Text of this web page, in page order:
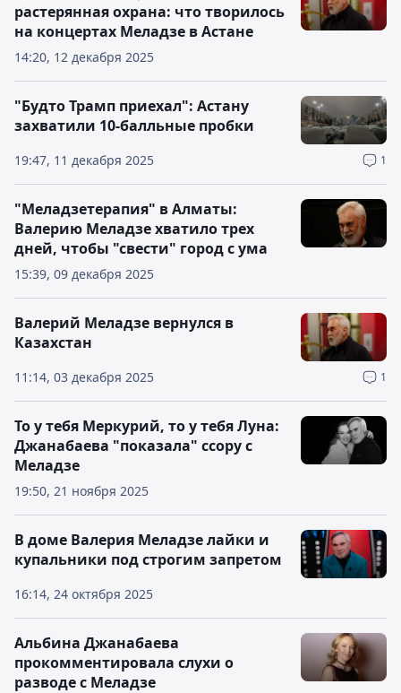
14:20, 12 декабря 2025
растерянная охрана: что творилось
на концертах Меладзе в Астане
19:47, 11 декабря 2025 1
"Будто Трамп приехал": Астану
захватили 10-балльные пробки
15:39, 09 декабря 2025
"Меладзетерапия" в Алматы:
Валерию Меладзе хватило трех
дней, чтобы "свести" город с ума
11:14, 03 декабря 2025 1
Валерий Меладзе вернулся в
Казахстан
19:50, 21 ноября 2025
То у тебя Меркурий, то у тебя Луна:
Джанабаева "показала" ссору с
Меладзе
16:14, 24 октября 2025
В доме Валерия Меладзе лайки и
купальники под строгим запретом
Альбина Джанабаева
прокомментировала слухи о
разводе с Меладзе